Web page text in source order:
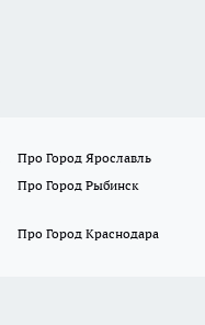
Про Город Ярославль
Про Город Рыбинск
Про Город Краснодара